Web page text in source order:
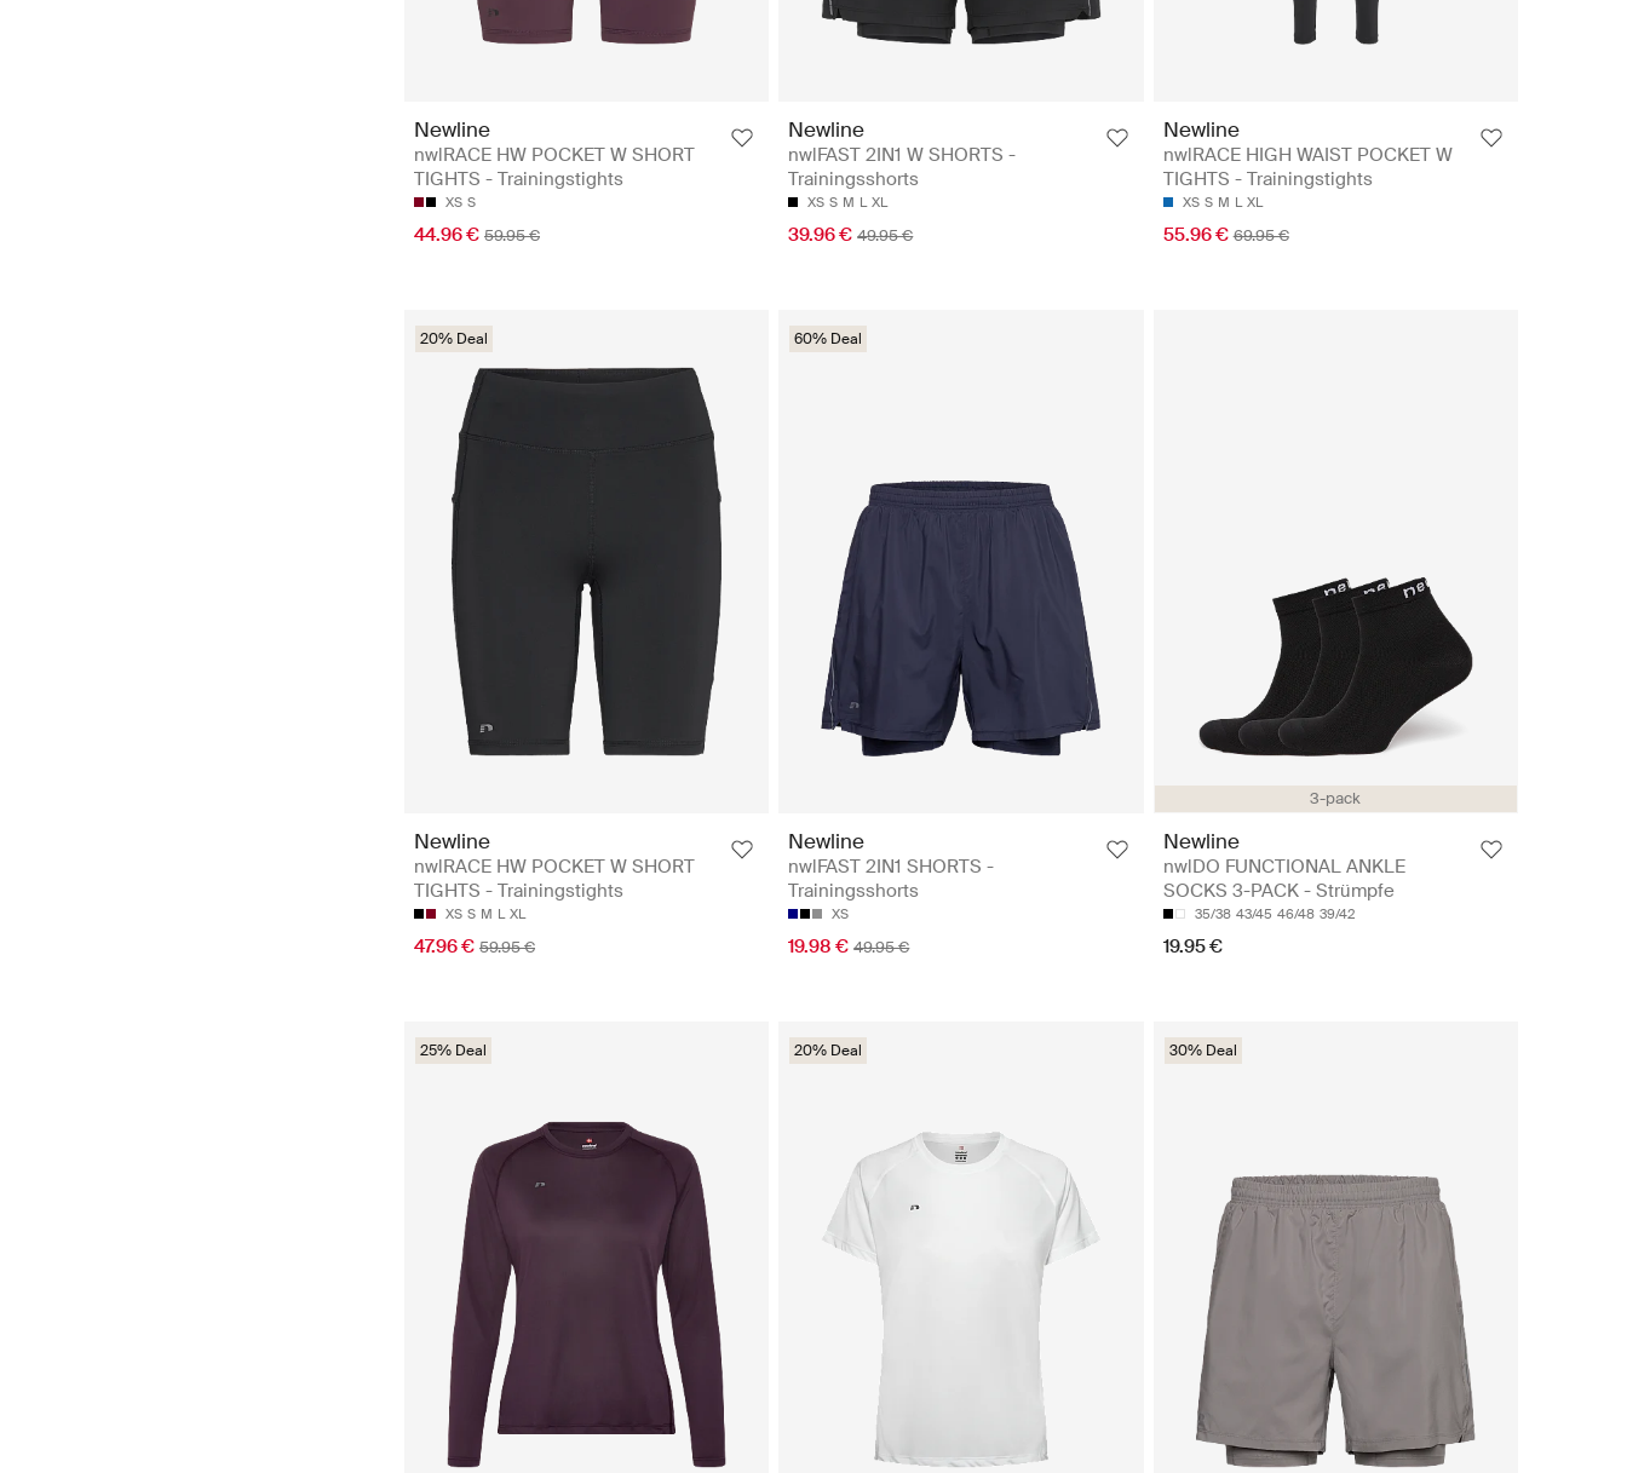
Newline
nwlRACE HW POCKET W SHORT
TIGHTS - Trainingstights
XS S
44.96 € 59.95 €
Newline
nwlFAST 2IN1 W SHORTS -
Trainingsshorts
XS S M L XL
39.96 € 49.95 €
Newline
nwlRACE HIGH WAIST POCKET W
TIGHTS - Trainingstights
XS S M L XL
55.96 € 69.95 €
20% Deal
Newline
nwlRACE HW POCKET W SHORT
TIGHTS - Trainingstights
XS S M L XL
47.96 € 59.95 €
60% Deal
Newline
nwlFAST 2IN1 SHORTS -
Trainingsshorts
XS
19.98 € 49.95 €
3-pack
Newline
nwlDO FUNCTIONAL ANKLE
SOCKS 3-PACK - Strümpfe
35/38 43/45 46/48 39/42
19.95 €
25% Deal 20% Deal 30% Deal